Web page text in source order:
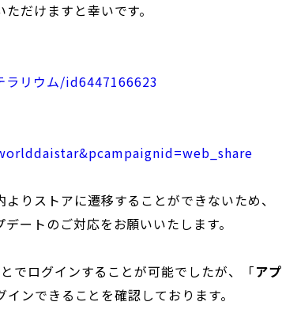
だけますと幸いです。
リウム/id6447166623
りストアに遷移することができないため、
ートのご対応をお願いいたします。
でログインすることが可能でしたが、「アプ
ンできることを確認しております。